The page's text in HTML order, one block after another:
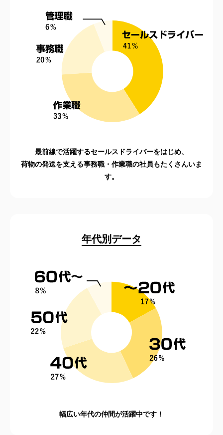
最前線で活躍するセールスドライバーをはじめ、
荷物の発送を⽀える事務職・作業職の社員もたくさんいま
す。
年代別データ
幅広い年代の仲間が活躍中です！